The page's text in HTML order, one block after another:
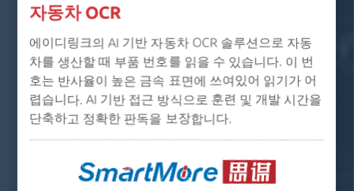
자동차 OCR
에이디링크의 AI 기반 자동차 OCR 솔루션으로 자동
차를 생산할 때 부품 번호를 읽을 수 있습니다. 이 번
호는 반사율이 높은 금속 표면에 쓰여있어 읽기가 어
렵습니다. AI 기반 접근 방식으로 훈련 및 개발 시간을
단축하고 정확한 판독을 보장합니다.